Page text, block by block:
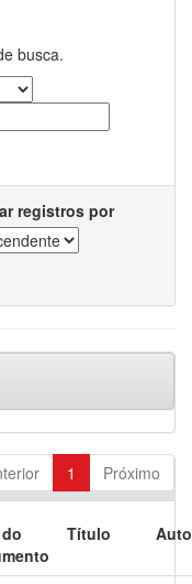
busca.
registros por
1 Próximo
Título